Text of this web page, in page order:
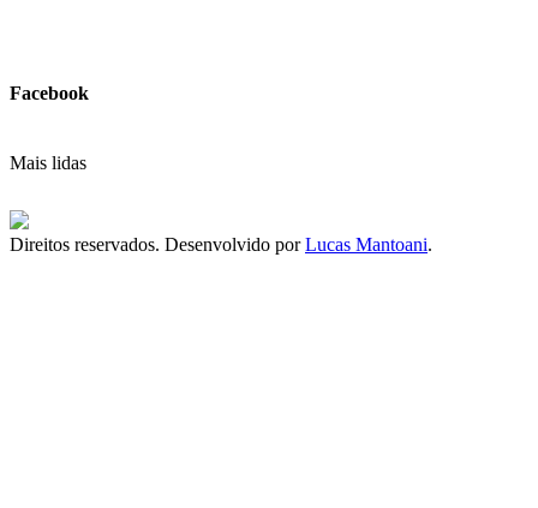
Facebook
Mais lidas
Direitos reservados. Desenvolvido porLucas Mantoani.